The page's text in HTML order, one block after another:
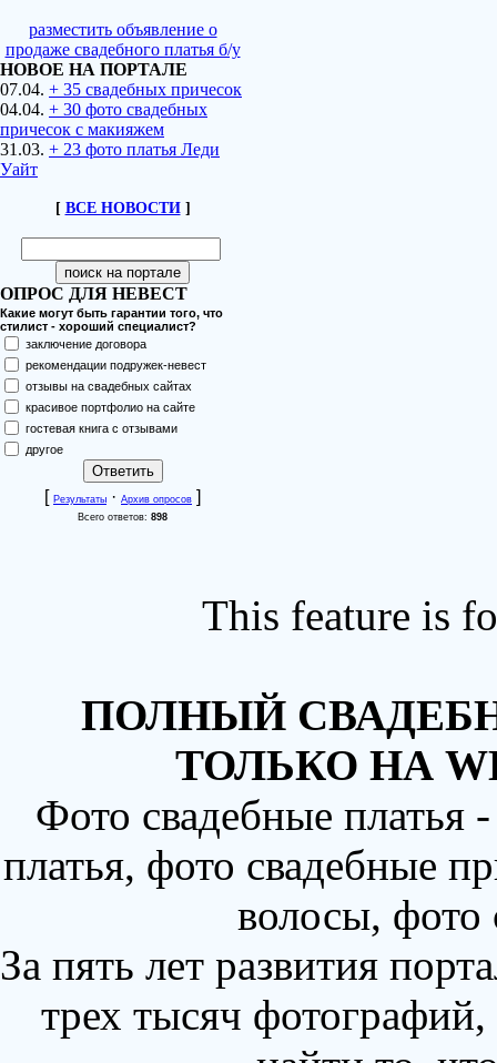
разместить объявление о
продаже свадебного платья б/у
НОВОЕ НА ПОРТАЛЕ
07.04. + 35 свадебных причесок
04.04. + 30 фото свадебных
причесок с макияжем
31.03. + 23 фото платья Леди
Уайт
[ ВСЕ НОВОСТИ]
ОПРОС ДЛЯ НЕВЕСТ
Какие могут быть гарантии того, что
стилист - хороший специалист?
заключение договора
рекомендации подружек-невест
отзывы на свадебных сайтах
красивое портфолио на сайте
гостевая книга с отзывами
другое
[ Результаты · Архив опросов ]
Всего ответов: 898
This feature is
ПОЛНЫЙ
ТОЛЬКО НА
Фото свадебные
платья, фото свадебные
волосы,
За пять лет развития
трех тысяч